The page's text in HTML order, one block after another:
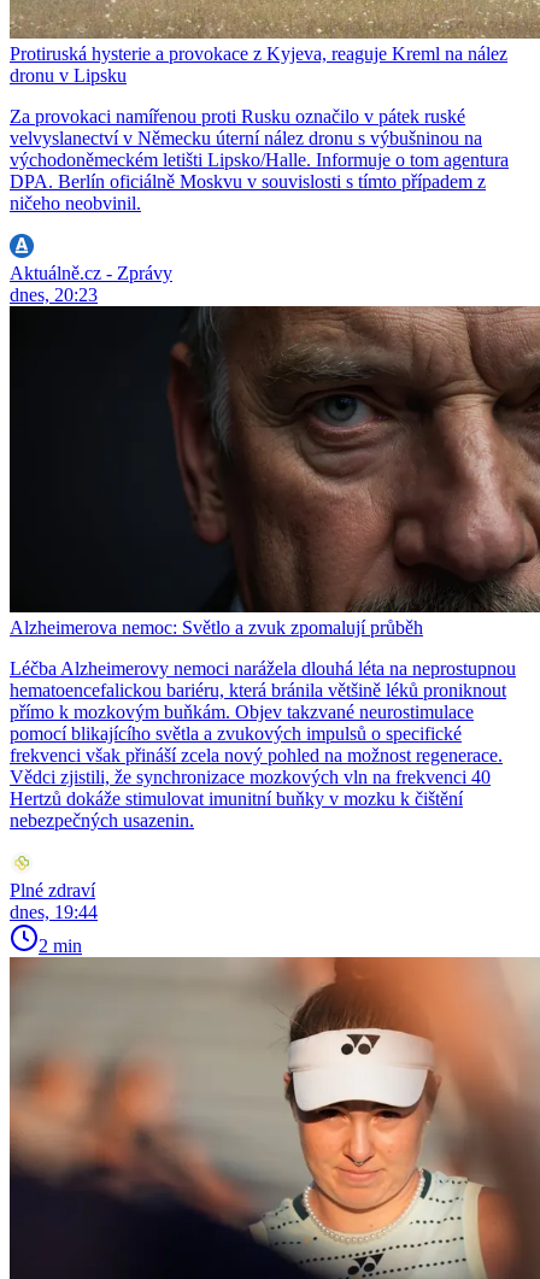
Protiruská hysterie a provokace z Kyjeva, reaguje Kreml na nález
dronu v Lipsku
Za provokaci namířenou proti Rusku označilo v pátek ruské
velvyslanectví v Německu úterní nález dronu s výbušninou na
východoněmeckém letišti Lipsko/Halle. Informuje o tom agentura
DPA. Berlín oficiálně Moskvu v souvislosti s tímto případem z
ničeho neobvinil.
Aktuálně.cz - Zprávy
dnes, 20:23
Alzheimerova nemoc: Světlo a zvuk zpomalují průběh
Léčba Alzheimerovy nemoci narážela dlouhá léta na neprostupnou
hematoencefalickou bariéru, která bránila většině léků proniknout
přímo k mozkovým buňkám. Objev takzvané neurostimulace
pomocí blikajícího světla a zvukových impulsů o specifické
frekvenci však přináší zcela nový pohled na možnost regenerace.
Vědci zjistili, že synchronizace mozkových vln na frekvenci 40
Hertzů dokáže stimulovat imunitní buňky v mozku k čištění
nebezpečných usazenin.
Plné zdraví
dnes, 19:44
2 min